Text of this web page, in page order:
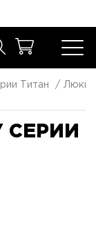
Титан Люки